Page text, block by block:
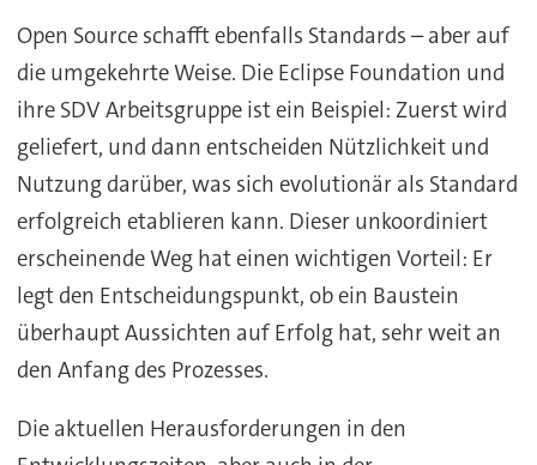
Open Source schafft ebenfalls Standards – aber auf
die umgekehrte Weise. Die Eclipse Foundation und
ihre SDV Arbeitsgruppe ist ein Beispiel: Zuerst wird
geliefert, und dann entscheiden Nützlichkeit und
Nutzung darüber, was sich evolutionär als Standard
erfolgreich etablieren kann. Dieser unkoordiniert
erscheinende Weg hat einen wichtigen Vorteil: Er
legt den Entscheidungspunkt, ob ein Baustein
überhaupt Aussichten auf Erfolg hat, sehr weit an
den Anfang des Prozesses.
Die aktuellen Herausforderungen in den